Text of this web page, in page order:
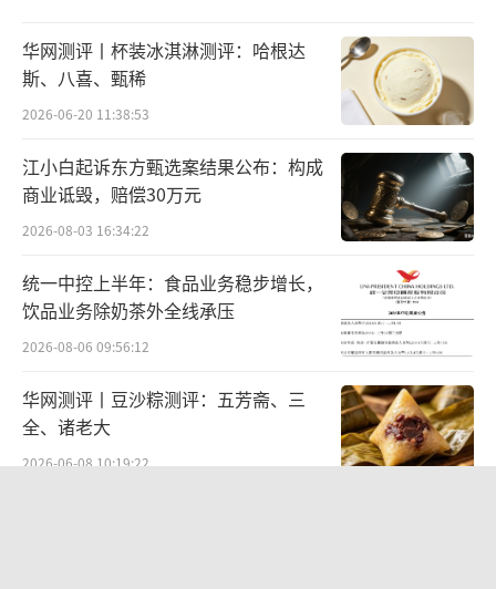
奶粉新品Nuturis
银发机遇
“我们看到了更多的机会，特别是在医学
营养品领域，市场正在向我们走来。”在谈话
中，盛睿安再次重申了他眼中所看到的医学营
养品机遇。
这个看法和同行雀巢类似。在上个月的晚
华网测评丨杯装冰淇淋测评：哈根达
斯、八喜、甄稀
2026-06-20 11:38:53
江小白起诉东方甄选案结果公布：构成
商业诋毁，赔偿30万元
2026-08-03 16:34:22
统一中控上半年：食品业务稳步增长，
饮品业务除奶茶外全线承压
2026-08-06 09:56:12
华网测评丨豆沙粽测评：五芳斋、三
全、诸老大
2026-06-08 10:19:22